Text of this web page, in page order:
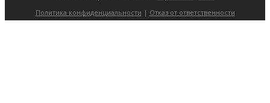
Политика конфиденциальности | Отказ от ответственности